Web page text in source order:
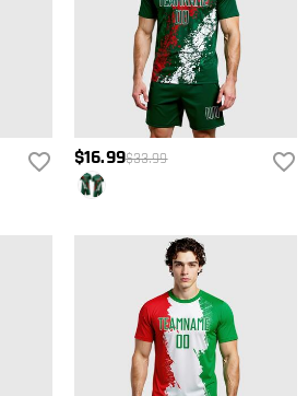
$16.99$33.99